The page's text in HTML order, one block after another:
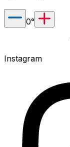
0°
Instagram